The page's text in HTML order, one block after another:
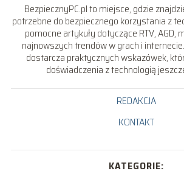
BezpiecznyPC.pl to miejsce, gdzie
potrzebne do bezpiecznego korzystania z
pomocne artykuły dotyczące RTV, AGD,
najnowszych trendów w grach i
dostarcza praktycznych wskazówek,
doświadczenia z technologią
REDAKCJA
KONTAKT
KATEGORIE: